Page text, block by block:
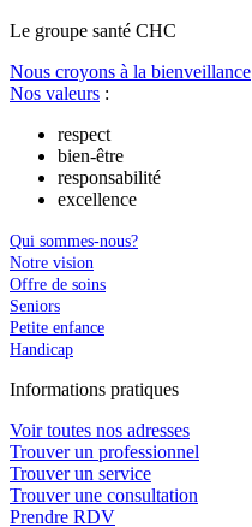
Le groupe santé CHC
Nous croyons à la bienveillance
Nos valeurs :
respect
bien-être
responsabilité
excellence
Qui sommes-nous?
Notre vision
Offre de soins
Seniors
Petite enfance
Handicap
Informations pratiques
Voir toutes nos adresses
Trouver un professionnel
Trouver un service
Trouver une consultation
Prendre RDV